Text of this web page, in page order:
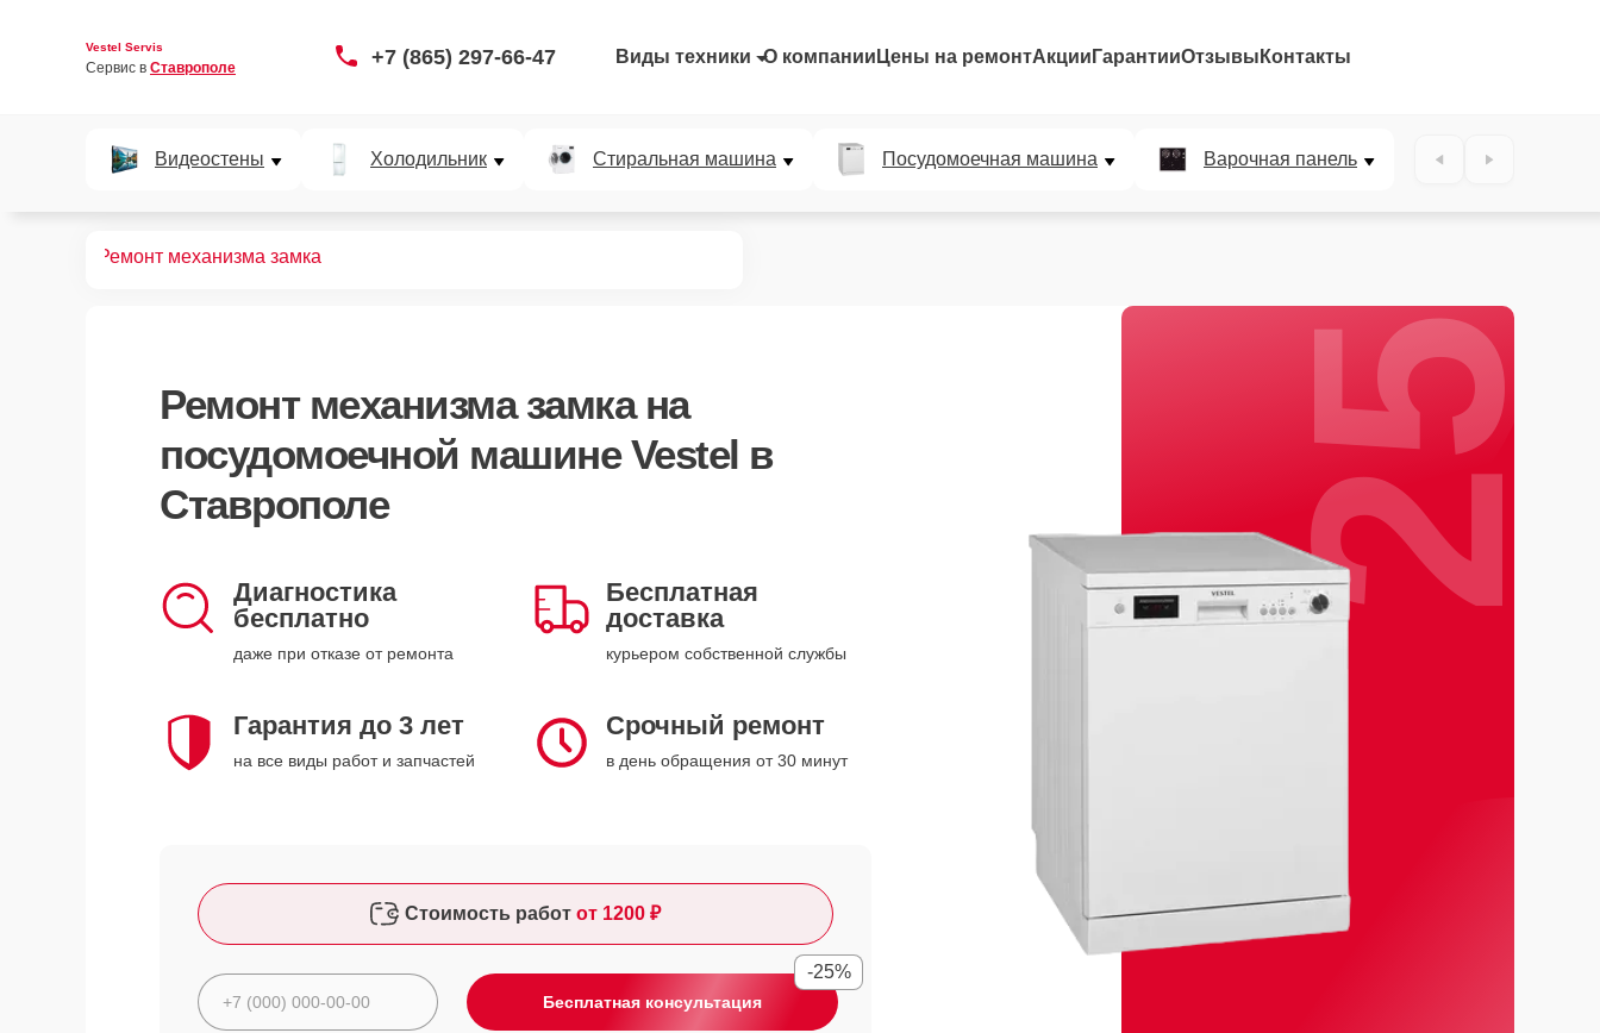
Vestel Servis
Сервис в Ставрополе +7 (865) 297-66-47 Виды техники О компании Цены на ремонтАкции ГарантииОтзывы Контакты
Видеостены Холодильник Стиральная машина Посудомоечная машина Варочная панель
Ремонт механизма замка
Ремонт механизма замкана
посудомоечной машине Vestel в
Ставрополе
Диагностика
бесплатно
даже при отказе от ремонта
Бесплатная
доставка
курьером собственной службы
Гарантия до 3 лет
на все виды работ и запчастей
Срочный ремонт
в день обращения от 30 минут
Стоимость работ от 1200 ₽
Бесплатная консультация
-25%
25%